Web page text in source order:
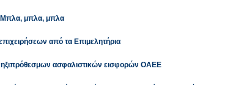
μπλα, μπλα
από τα Επιμελητήρια
ασφαλιστικών εισφορών ΟΑΕΕ